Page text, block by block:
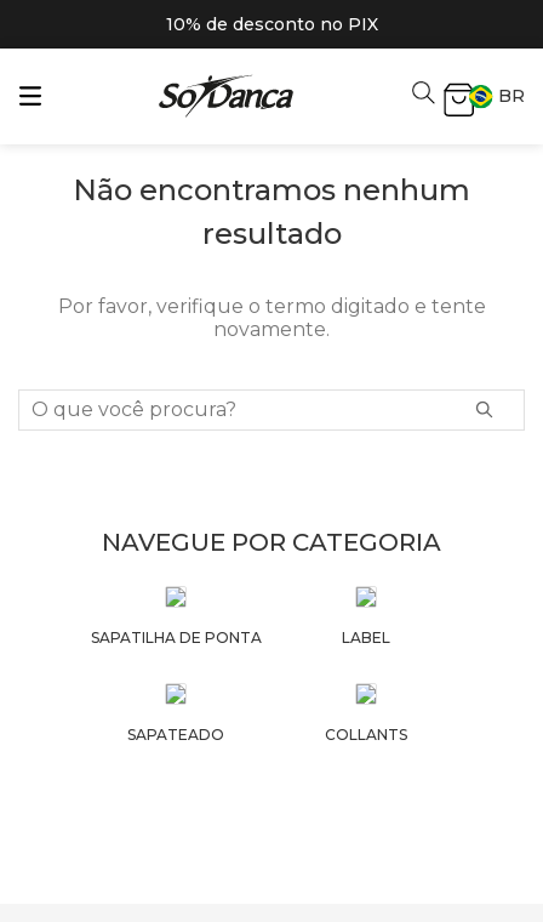
10% de desconto no PIX
BR
Não encontramos nenhum
resultado
Por favor, verifique o termo digitado e tente
novamente.
O que você procura?
NAVEGUE POR CATEGORIA
SAPATILHA DE PONTA LABEL
SAPATEADO COLLANTS